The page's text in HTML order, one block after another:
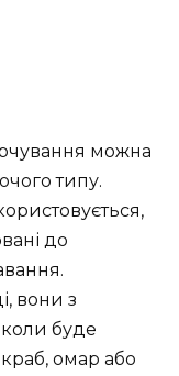
можна
типу.
до
вони з
буде
омар або